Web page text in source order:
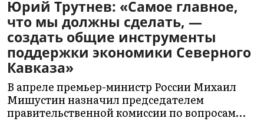
Юрий Трутнев: «Самое главное,
что мы должны сделать, —
создать общие инструменты
поддержки экономики Северного
Кавказа»
В апреле премьер-министр России Михаил
Мишустин назначил председателем
правительственной комиссии по вопросам…